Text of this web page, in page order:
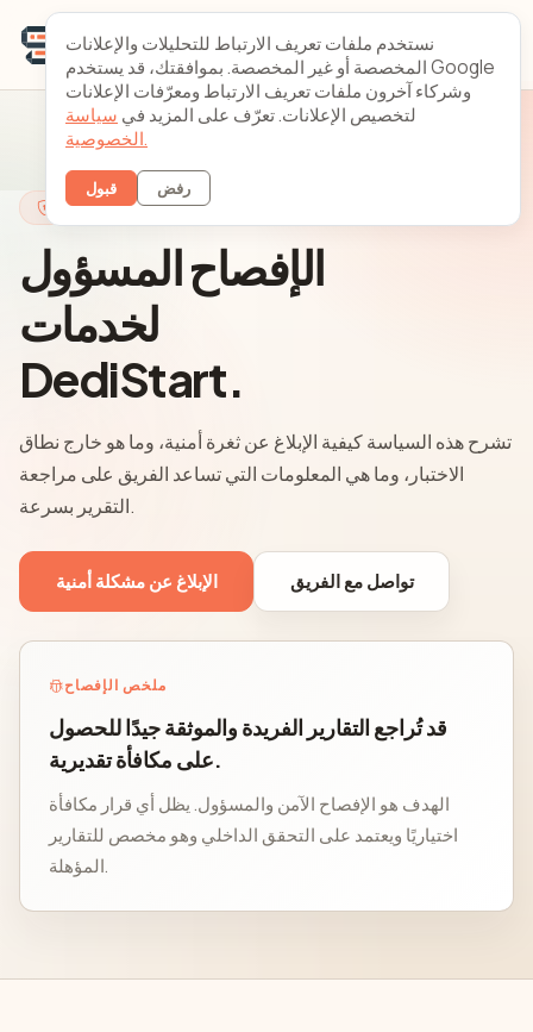
الأمان
الإفصاح المسؤول
لخدمات
DediStart.
تشرح هذه السياسة كيفية الإبلاغ عن ثغرة أمنية، وما هو خارج نطاق
الاختبار، وما هي المعلومات التي تساعد الفريق على مراجعة
التقرير بسرعة.
الإبلاغ عن مشكلة أمنية تواصل مع الفريق
ملخص الإفصاح
قد تُراجع التقارير الفريدة والموثقة جيدًا للحصول
على مكافأة تقديرية.
الهدف هو الإفصاح الآمن والمسؤول. يظل أي قرار مكافأة
اختياريًا ويعتمد على التحقق الداخلي وهو مخصص للتقارير
المؤهلة.
نستخدم ملفات تعريف الارتباط للتحليلات والإعلانات
المخصصة أو غير المخصصة. بموافقتك، قد يستخدم Google
وشركاء آخرون ملفات تعريف الارتباط ومعرّفات الإعلانات
لتخصيص الإعلانات. تعرّف على المزيد في سياسة
الخصوصية.
قبول رفض